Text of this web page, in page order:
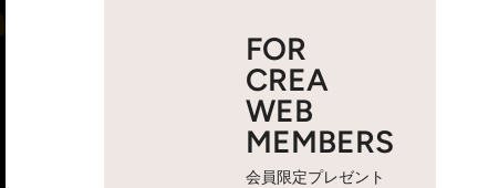
FOR
CREA
WEB
MEMBERS
会員限定プレゼント